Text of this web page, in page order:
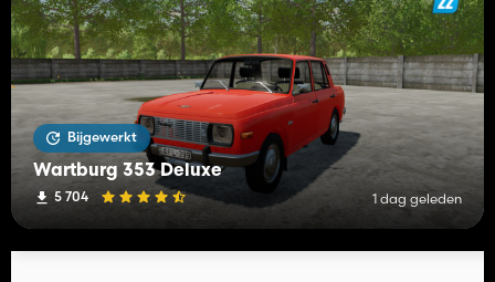
Bijgewerkt
Wartburg 353 Deluxe
5 704 1 dag geleden